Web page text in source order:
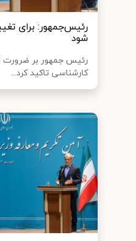
رئیس‌جمهور: برای
شود
رئیس جمهور بر ضرورت
کارشناسی تاکید کرد...